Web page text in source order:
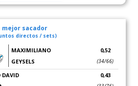
mejor sacador
directos / sets)
MAXIMILIANO
GEYSELS
0,52
(34/66)
DAVID
0,43